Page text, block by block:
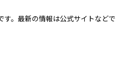
。最新の情報は公式サイトなどで